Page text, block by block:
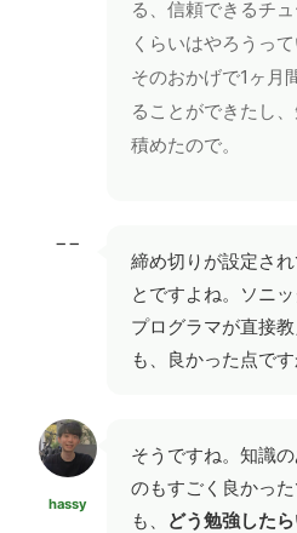
る、信頼できるチ
くらいはやろうっ
そのおかげで1ヶ月
ることができたし
積めたので。
−−
締め切りが設定さ
とですよね。ソニ
プログラマが直接
も、良かった点です
hassy
そうですね。知識
のもすごく良かっ
も、
どう勉強した